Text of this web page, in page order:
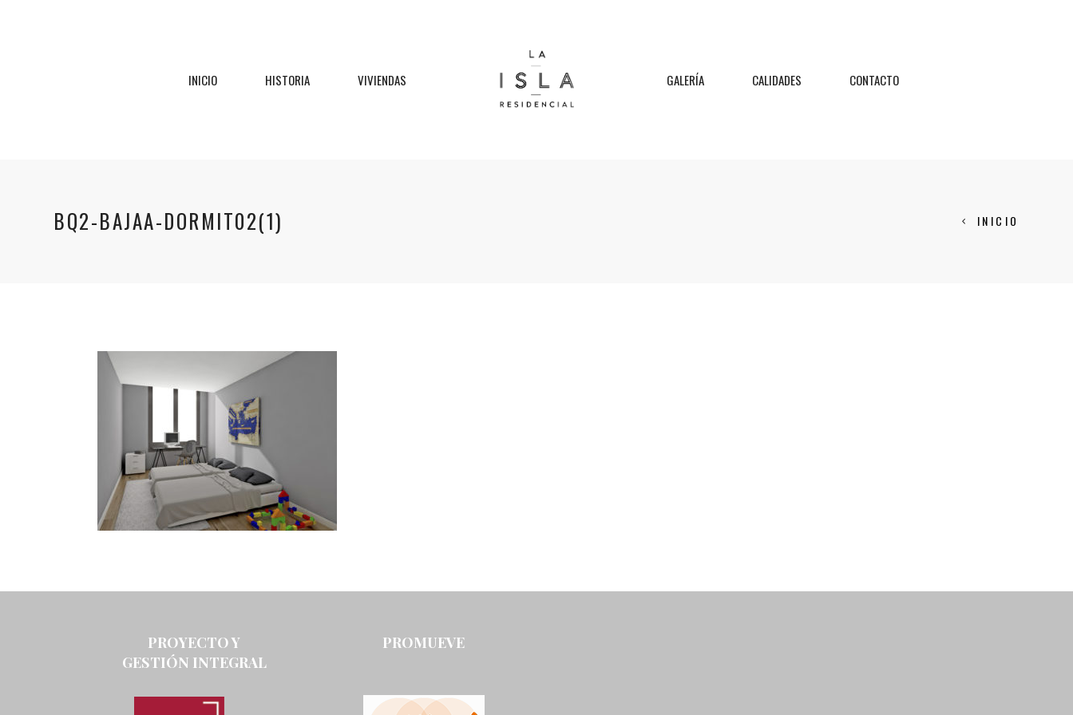
INICIO HISTORIA VIVIENDAS GALERÍA CALIDADES CONTACTO
BQ2-BAJAA-DORMIT02(1) INICIO
PROYECTO Y
GESTIÓN INTEGRAL
PROMUEVE